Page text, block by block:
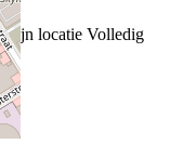
Mijn locatie Volledig